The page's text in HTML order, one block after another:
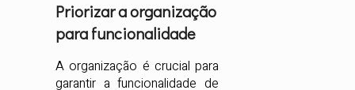
Priorizar a organização
para funcionalidade
A organização é crucial para
garantir a funcionalidade de